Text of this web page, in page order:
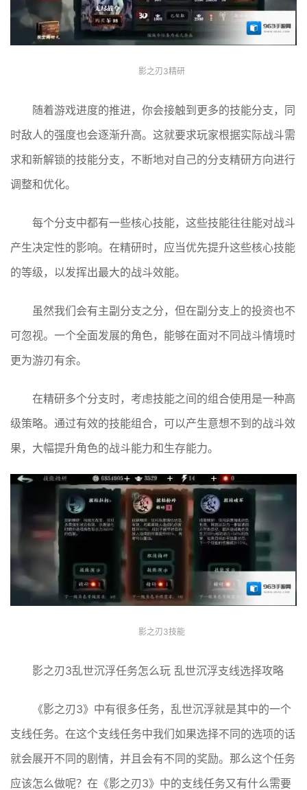
影之刃3精研
随着游戏进度的推进，你会接触到更多的技能分支，同
时敌人的强度也会逐渐升高。这就要求玩家根据实际战斗需
求和新解锁的技能分支，不断地对自己的分支精研方向进行
调整和优化。
每个分支中都有一些核心技能，这些技能往往能对战斗
产生决定性的影响。在精研时，应当优先提升这些核心技能
的等级，以发挥出最大的战斗效能。
虽然我们会有主副分支之分，但在副分支上的投资也不
可忽视。一个全面发展的角色，能够在面对不同战斗情境时
更为游刃有余。
在精研多个分支时，考虑技能之间的组合使用是一种高
级策略。通过有效的技能组合，可以产生意想不到的战斗效
果，大幅提升角色的战斗能力和生存能力。
影之刃3技能
影之刃3乱世沉浮任务怎么玩 乱世沉浮支线选择攻略
《影之刃3》中有很多任务，乱世沉浮就是其中的一个
支线任务。在这个支线任务中我们如果选择不同的选项的话
就会展开不同的剧情，并且会有不同的奖励。那么这个任务
应该怎么做呢？在《影之刃3》中的支线任务又有什么需要